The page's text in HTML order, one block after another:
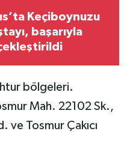
Keçiboynuzu
başarıyla
bölgeleri.
Mah. 22102 Sk.,
ve Tosmur Çakıcı